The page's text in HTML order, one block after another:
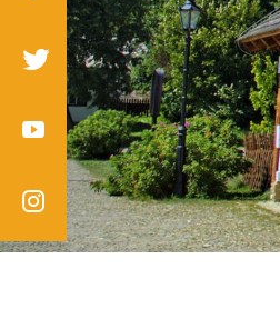
Twitter
Youtube
Instagram